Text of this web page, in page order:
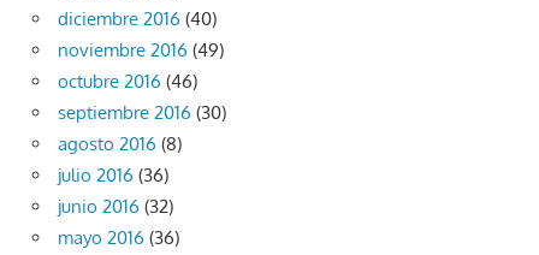
diciembre 2016 (40)
noviembre 2016 (49)
octubre 2016 (46)
septiembre 2016 (30)
agosto 2016 (8)
julio 2016 (36)
junio 2016 (32)
mayo 2016 (36)